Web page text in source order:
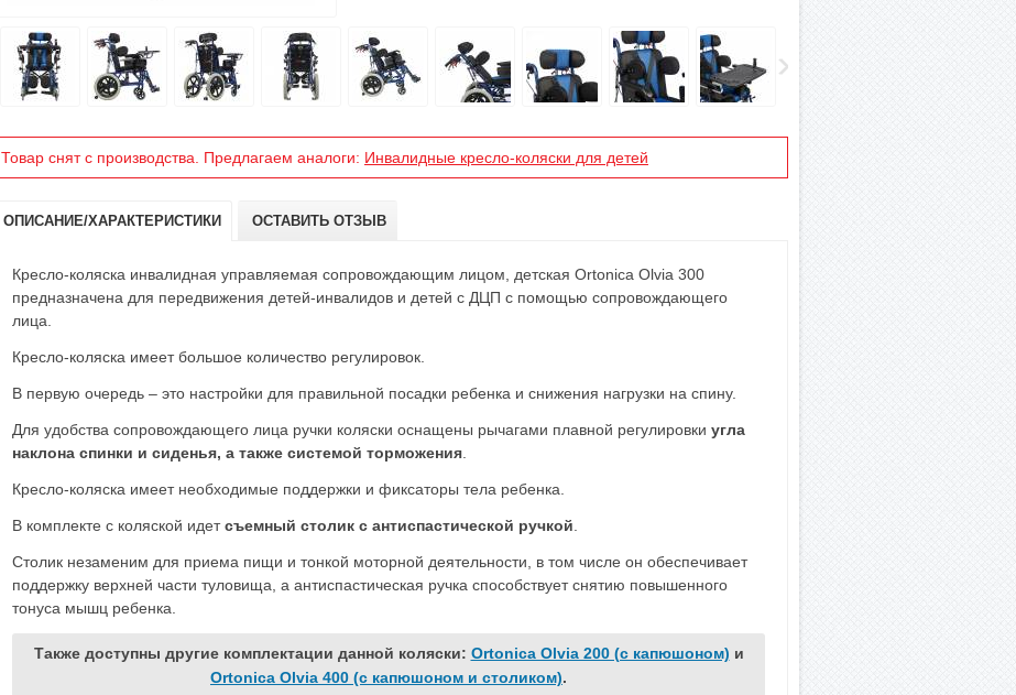
Товар снят с производства. Предлагаем аналоги: Инвалидные кресло-коляски для детей
ОПИСАНИЕ/ХАРАКТЕРИСТИКИ ОСТАВИТЬ ОТЗЫВ
Кресло-коляска инвалидная управляемая сопровождающим лицом, детская Ortonica Olvia 300
предназначена для передвижения детей-инвалидов и детей с ДЦП с помощью сопровождающего
лица.
Кресло-коляска имеет большое количество регулировок.
В первую очередь – это настройки для правильной посадки ребенка и снижения нагрузки на спину.
Для удобства сопровождающего лица ручки коляски оснащены рычагами плавной регулировки угла
наклона спинки и сиденья, а также системой торможения
Кресло-коляска имеет необходимые поддержки и фиксаторы тела ребенка.
В комплекте с коляской идетсъемный столик с антиспастической ручкой
Столик незаменим для приема пищи и тонкой моторной деятельности, в том числе он обеспечивает
поддержку верхней части туловища, а антиспастическая ручка способствует снятию повышенного
тонуса мышц ребенка.
Также доступны другие комплектации данной коляски: Ortonica Olvia 200 (с капюшоном) и
Ortonica Olvia 400 (с капюшоном и столиком).